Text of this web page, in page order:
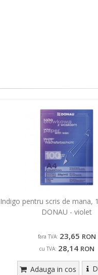
Indigo pentru scris de mana,
DONAU - violet
fara TVA: 23,65 RON
cu TVA: 28,14 RON
Adauga in cos